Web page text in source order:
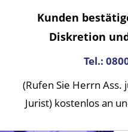
Kunden
Diskretion
Tel.:
(Rufen Sie Herrn
Jurist) kostenlos an